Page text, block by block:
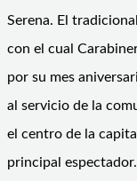
Serena. El
con el cual
por su mes
al servicio de la
el centro de la
principal espectador.